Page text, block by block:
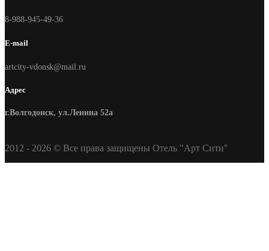
8-988-945-49-36
E-mail
artcity-vdonsk@mail.ru
Адрес
г.Волгодонск, ул.Ленина 52а
2012 - 2026 © Все права защищены Отель "Арт Сити"